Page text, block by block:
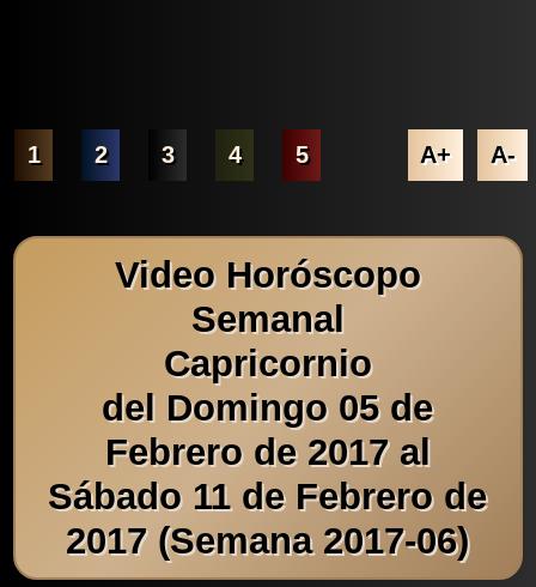
1 2 3 4 5 A+ A-
Video Horóscopo
Semanal
Capricornio
del Domingo 05 de
Febrero de 2017 al
Sábado 11 de Febrero de
2017 (Semana 2017-06)